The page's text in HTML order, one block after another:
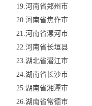
19.河南省郑州市
20.河南省焦作市
21.河南省漯河市
22.河南省长垣县
23.湖北省潜江市
24.湖南省长沙市
25.湖南省湘潭市
26.湖南省常德市